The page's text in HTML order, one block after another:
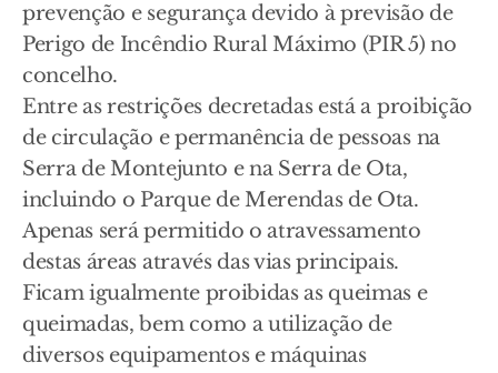
prevenção e segurança devido à previsão de
Perigo de Incêndio Rural Máximo (PIR 5) no
concelho.
Entre as restrições decretadas está a proibição
de circulação e permanência de pessoas na
Serra de Montejunto e na Serra de Ota,
incluindo o Parque de Merendas de Ota.
Apenas será permitido o atravessamento
destas áreas através das vias principais.
Ficam igualmente proibidas as queimas e
queimadas, bem como a utilização de
diversos equipamentos e máquinas